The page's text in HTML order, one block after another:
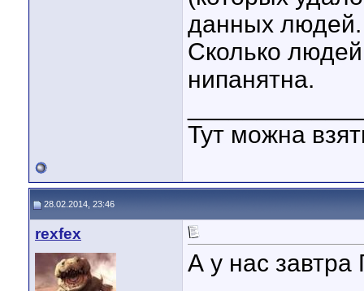
данных людей.
Сколько
нипанятна.
Тут можна
28.02.2014, 23:46
rexfex
А у нас